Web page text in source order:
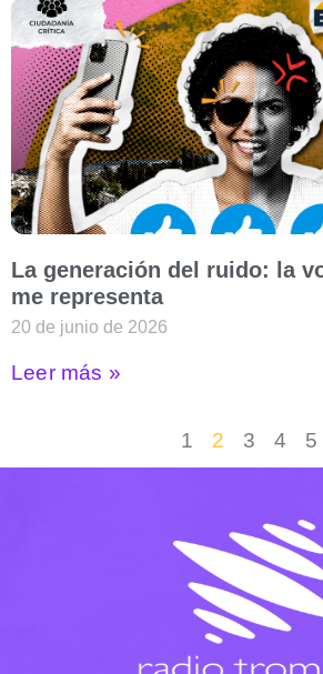
La generación del ruido: la
me representa
20 de junio de 2026
Leer más »
1 2 3 4 5